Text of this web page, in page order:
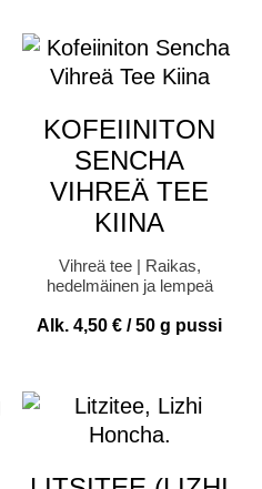
KOFEIINITON
SENCHA
VIHREÄ TEE
KIINA
Vihreä tee | Raikas,
hedelmäinen ja lempeä
Alk.4,50€ / 50 g pussi